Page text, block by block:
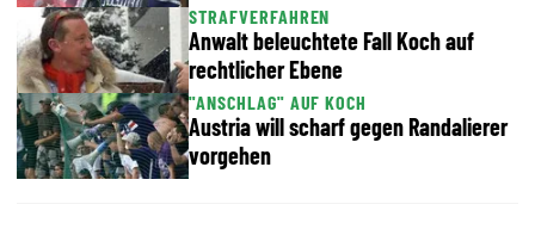
STRAFVERFAHREN
Anwalt beleuchtete Fall Koch auf
rechtlicher Ebene
"ANSCHLAG" AUF KOCH
Austria will scharf gegen Randalierer
vorgehen